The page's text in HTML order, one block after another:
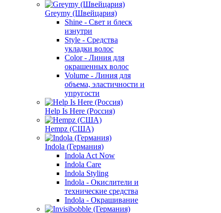
Greymy (Швейцария)
Shine - Свет и блеск
изнутри
Style - Средства
укладки волос
Color - Линия для
окрашенных волос
Volume - Линия для
объема, эластичности и
упругости
Help Is Here (Россия)
Hempz (США)
Indola (Германия)
Indola Act Now
Indola Care
Indola Styling
Indola - Окислители и
технические средства
Indola - Окрашивание